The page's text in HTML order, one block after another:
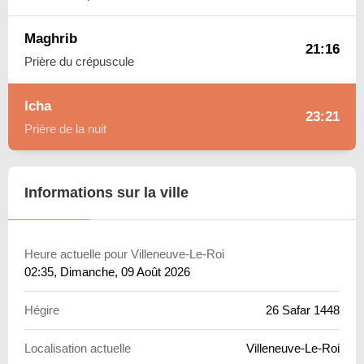
Maghrib
Prière du crépuscule
21:16
Icha
Prière de la nuit
23:21
Informations sur la ville
Heure actuelle pour Villeneuve-Le-Roi
02:35, Dimanche, 09 Août 2026
Hégire 26 Safar 1448
Localisation actuelle Villeneuve-Le-Roi